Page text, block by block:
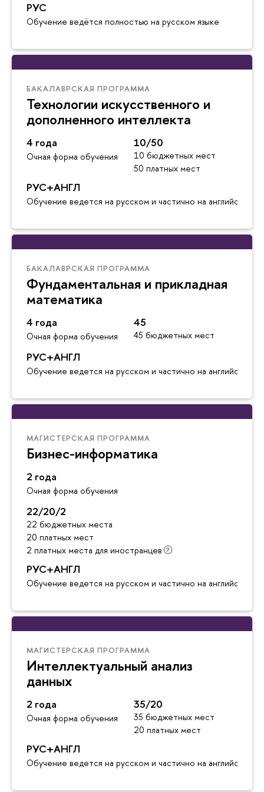
РУС
Обучение ведётся полностью на русском языке
БАКАЛАВРСКАЯ ПРОГРАММА
Технологии искусственного и
дополненного интеллекта
4 года
Очная форма обучения
10/50
10 бюджетных мест
50 платных мест
РУС+АНГЛ
Обучение ведется на русском и частично на английском
БАКАЛАВРСКАЯ ПРОГРАММА
Фундаментальная и прикладная
математика
4 года
Очная форма обучения
45
45 бюджетных мест
РУС+АНГЛ
Обучение ведется на русском и частично на английском
МАГИСТЕРСКАЯ ПРОГРАММА
Бизнес-информатика
2 года
Очная форма обучения
22/20/2
22 бюджетных места
20 платных мест
2 платных места для иностранцев
РУС+АНГЛ
Обучение ведется на русском и частично на английском
МАГИСТЕРСКАЯ ПРОГРАММА
Интеллектуальный анализ
данных
2 года
Очная форма обучения
35/20
35 бюджетных мест
20 платных мест
РУС+АНГЛ
Обучение ведется на русском и частично на английском